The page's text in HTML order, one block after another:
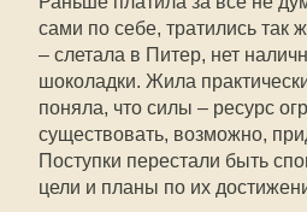
сами по себе, тратились так
– слетала в Питер, нет
шоколадки. Жила
поняла, что силы – ресурс
существовать, возможно,
Поступки перестали быть
цели и планы по их